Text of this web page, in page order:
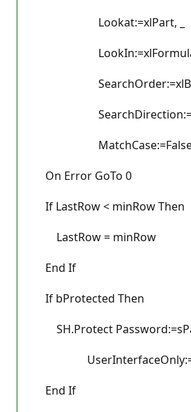
Lookat:=xlPart, _
On Error GoTo 0
If LastRow < minRow Then
LastRow = minRow
End If
If bProtected Then
SH.Protect
End If